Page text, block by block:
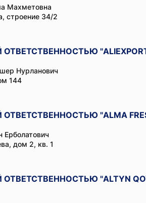
Махметовна
строение 34/2
Нурланович
144
"ALMA
дом 2, кв. 1
"ALTYN